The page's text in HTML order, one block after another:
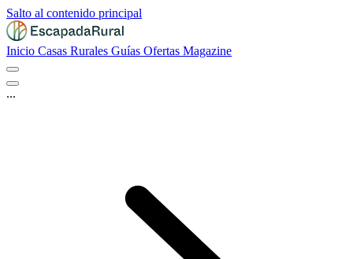
Salto al contenido principal
Inicio Casas Rurales Guías Ofertas Magazine
...